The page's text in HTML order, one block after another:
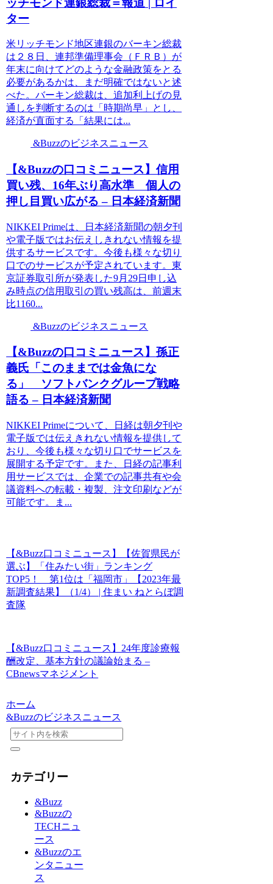
ター
米リッチモンド地区連銀のバーキン総裁
は２８日、連邦準備理事会（ＦＲＢ）が
年末に向けてどのような金融政策をとる
必要があるかは、まだ明確ではないと述
べた。バーキン総裁は、追加利上げの見
通しを判断するのは「時期尚早」とし、
経済が直面する「結果には...
&Buzzのビジネスニュース
【&Buzzの口コミニュース】信用
買い残、16年ぶり高水準 個人の
押し目買い広がる – 日本経済新聞
NIKKEI Primeは、日本経済新聞の朝夕刊
や電子版ではお伝えしきれない情報を提
供するサービスです。今後も様々な切り
口でのサービスが予定されています。東
京証券取引所が発表した9月29日申し込
み時点の信用取引の買い残高は、前週末
比1160...
&Buzzのビジネスニュース
【&Buzzの口コミニュース】孫正
義氏「このままでは金魚にな
る」 ソフトバンクグループ戦略
語る – 日本経済新聞
NIKKEI Primeについて、日経は朝夕刊や
電子版では伝えきれない情報を提供して
おり、今後も様々な切り口でサービスを
展開する予定です。また、日経の記事利
用サービスでは、企業での記事共有や会
議資料への転載・複製、注文印刷などが
可能です。ま...
【&Buzz口コミニュース】【佐賀県民が
選ぶ】「住みたい街」ランキング
TOP5！ 第1位は「福岡市」【2023年最
新調査結果】（1/4） | 住まい ねとらぼ調
査隊
【&Buzz口コミニュース】24年度診療報
酬改定、基本方針の議論始まる –
CBnewsマネジメント
ホーム
&Buzzのビジネスニュース
カテゴリー
&Buzz
&Buzzの
TECHニュ
ース
&Buzzのエ
ンタニュー
ス